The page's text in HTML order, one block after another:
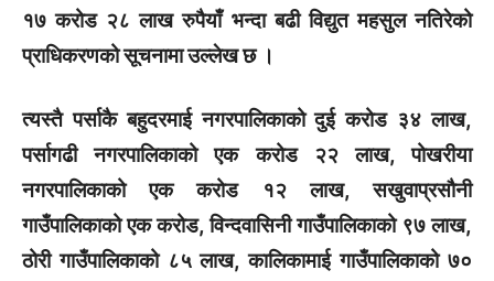
१७ करोड २८ लाख रुपैयाँ भन्दा बढी विद्युत महसुल नतिरेको
प्राधिकरणको सूचनामा उल्लेख छ ।
त्यस्तै पर्साकै बहुदरमाई नगरपालिकाको दुई करोड ३४ लाख,
पर्सागढी नगरपालिकाको एक करोड २२ लाख, पोखरीया
नगरपालिकाको एक करोड १२ लाख, सखुवाप्रसौनी
गाउँपालिकाको एक करोड, विन्दवासिनी गाउँपालिकाको ९७ लाख,
ठोरी गाउँपालिकाको ८५ लाख, कालिकामाई गाउँपालिकाको ७०